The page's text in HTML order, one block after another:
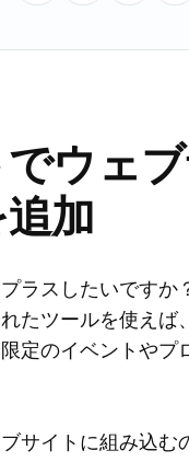
ウェ
加
ラスしたいですか
たツールを使え
定のイベントや
サイトに組み込